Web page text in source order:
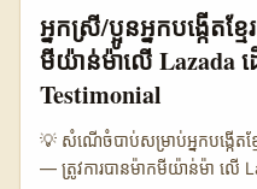
ការទិញ។ ក្នុងឆ្នាំ 2025–2026, ទិស
ទៅ creators ញឹកញាប់ (យោងពី
ម៉ាកចង់បាន engagement ជាផ្លូវ
ប្រយោជន៍សម្រាប់អ្នក៖ មានឱកាសស
ដែលមានកម្លាំង persuasion។ ខា
ដែលយកចិត្តទុកដាក់ពីការចាប់អា
អ្នកស្រី/ប្អូន​អ្នកបង្កើតខ្
មីយ៉ាន់ម៉ា​លើ Lazada
Testimonial
💡 សំណើចំបាប់សម្រាប់អ្នកបង្កើតខ្
— ត្រូវការបានម៉ាក​មីយ៉ាន់ម៉ា លើ